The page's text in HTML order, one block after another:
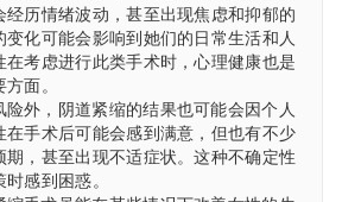
经历情绪波动，甚至出现焦虑和抑郁的
变化可能会影响到她们的日常生活和人
在考虑进行此类手术时，心理健康也是
面。
险外，阴道紧缩的结果也可能会因个人
在手术后可能会感到满意，但也有不少
期，甚至出现不适症状。这种不确定性
感到困惑。